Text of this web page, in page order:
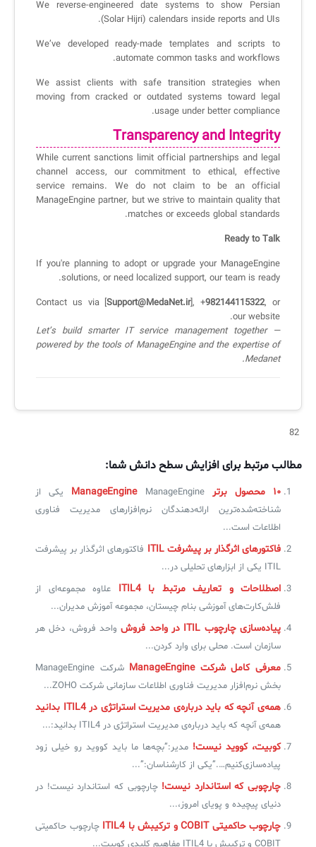
We reverse-engineered date systems to show Persian
(Solar Hijri) calendars inside reports and UIs.
We’ve developed ready-made templates and scripts to
automate common tasks and workflows.
We assist clients with safe transition strategies when
moving from cracked or outdated systems toward legal
usage under better compliance.
Transparency and Integrity
While current sanctions limit official partnerships and legal
channel access, our commitment to ethical, effective
service remains. We do not claim to be an official
ManageEngine partner, but we strive to maintain quality that
matches or exceeds global standards.
Ready to Talk
If you're planning to adopt or upgrade your ManageEngine
solutions, or need localized support, our team is ready.
Contact us via [Support@MedaNet.ir], +982144115322, or
our website.
Let’s build smarter IT service management together —
powered by the tools of ManageEngine and the expertise of
Medanet.
82
مطالب مرتبط برای افزایش سطح دانش شما:
۱۰ محصول برتر ManageEngine
ManageEngine یکی از
شناخته‌شده‌ترین ارائه‌دهندگان نرم‌افزارهای مدیریت فناوری
اطلاعات است...
فاکتورهای اثرگذار بر پیشرفت ITIL
فاکتورهای اثرگذار بر پیشرفت
ITIL یکی از ابزارهای تحلیلی در...
اصطلاحات و تعاریف مرتبط با ITIL4
علاوه مجموعه‌ای از
فلش‌کارت‌های آموزشی بنام چیستان، مجموعه‌ آموزش مدیران...
پیاده‌سازی چارچوب ITIL در واحد فروش
واحد فروش، دخل هر
سازمان است. محلی برای وارد کردن...
معرفی کامل شرکت ManageEngine
شرکت ManageEngine
بخش نرم‌افزار مدیریت فناوری اطلاعات سازمانی شرکت ZOHO...
همه‌ی آنچه که باید درباره‌ی مدیریت استراتژی در ITIL4 بدانید
همه‌ی آنچه که باید درباره‌ی مدیریت استراتژی در ITIL4 بدانید:...
کوبیت، کووید نیست! مدیر:”بچه‌ها ما باید کووید رو خیلی زود
پیاده‌سازی‌کنیم….”یکی از کارشناسان:”...
چارچوبی که استاندارد نیست! چارچوبی که استاندارد نیست! در
دنیای پیچیده و پویای امروز،...
چارچوب حاکمیتی COBIT و ترکیبش با ITIL4
چارچوب حاکمیتی
COBIT و ترکیبش با ITIL4 مفاهیم کلیدی کوبیت...